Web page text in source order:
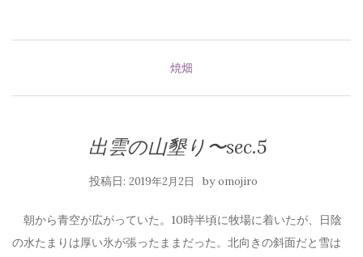
焼畑
出雲の山墾り〜sec.5
投稿日: 2019年2月2日 byomojiro
朝から青空が広がっていた。10時半頃に牧場に着いたが、日陰
の水たまりは厚い氷が張ったままだった。北向きの斜面だと雪は